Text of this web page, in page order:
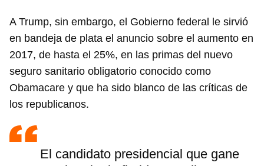
A Trump, sin embargo, el Gobierno federal le sirvió
en bandeja de plata el anuncio sobre el aumento en
2017, de hasta el 25%, en las primas del nuevo
seguro sanitario obligatorio conocido como
Obamacare y que ha sido blanco de las críticas de
los republicanos.
El candidato presidencial que gane